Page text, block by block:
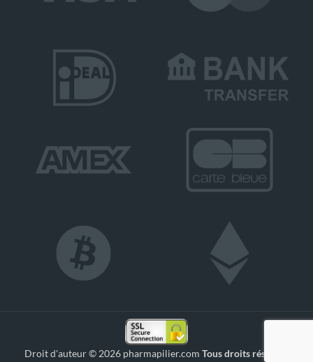
Droit d'auteur © 2026 pharmapilier.com Tous droits réservés